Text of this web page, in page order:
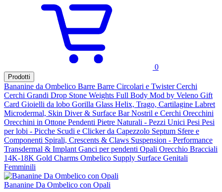
0
Prodotti
Bananine da Ombelico Barre Barre Circolari e TwisterCerchi
Cerchi Grandi Drop Stone Weights Full Body Mod by Veleno Gift
Card Gioielli da lobo Gorilla Glass Helix, Trago, Cartilagine Labret
Microdermal, Skin Diver & Surface BarNostril e Cerchi Orecchini
Orecchini in Ottone Pendenti Pietre Naturali - Pezzi Unici Pesi Pesi
per lobi - Picche Scudi e Clicker da Capezzolo Septum Sfere e
Componenti Spirali, Crescents & Claws Suspension - Performance
Transdermal & Implant Ganci per pendenti Opali Orecchio Bracciali
14K-18K Gold Charms Ombelico Supply Surface Genitali
Femminili
Bananine Da Ombelico con Opali